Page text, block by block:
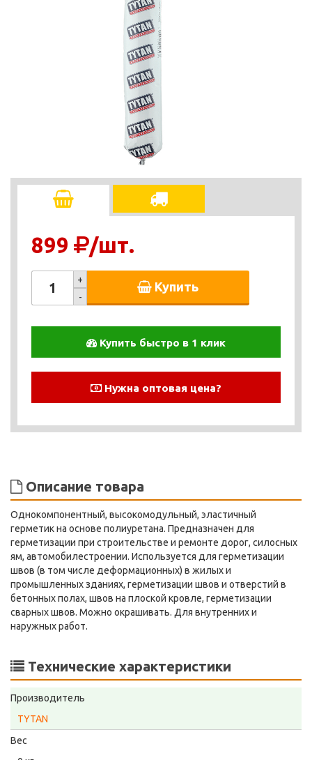
899 /шт.
+
-
Купить
Купить быстро в 1 клик
Нужна оптовая цена?
Описание товара
Однокомпонентный, высокомодульный, эластичный
герметик на основе полиуретана. Предназначен для
герметизации при строительстве и ремонте дорог, силосных
ям, автомобилестроении. Используется для герметизации
швов (в том числе деформационных) в жилых и
промышленных зданиях, герметизации швов и отверстий в
бетонных полах, швов на плоской кровле, герметизации
сварных швов. Можно окрашивать. Для внутренних и
наружных работ.
Технические характеристики
Производитель
TYTAN
Вес